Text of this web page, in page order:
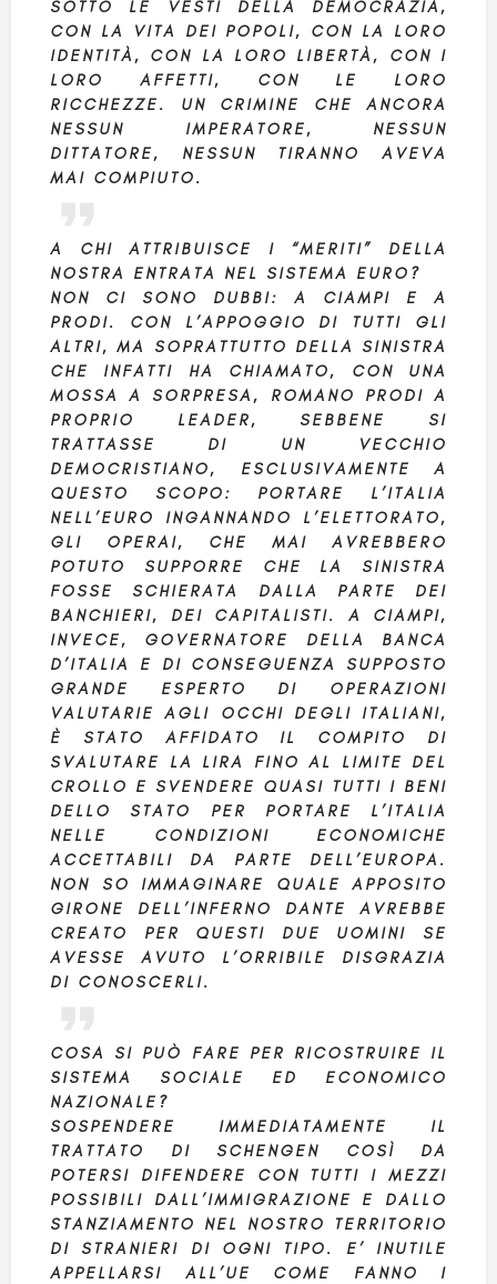
SOTTO LE VESTI DELLA DEMOCRAZIA,
CON LA VITA DEI POPOLI, CON LA LORO
IDENTITÀ, CON LA LORO LIBERTÀ, CON I
LORO AFFETTI, CON LE LORO
RICCHEZZE. UN CRIMINE CHE ANCORA
NESSUN IMPERATORE, NESSUN
DITTATORE, NESSUN TIRANNO AVEVA
MAI COMPIUTO.
A CHI ATTRIBUISCE I “MERITI” DELLA
NOSTRA ENTRATA NEL SISTEMA EURO?
NON CI SONO DUBBI: A CIAMPI E A
PRODI. CON L’APPOGGIO DI TUTTI GLI
ALTRI, MA SOPRATTUTTO DELLA SINISTRA
CHE INFATTI HA CHIAMATO, CON UNA
MOSSA A SORPRESA, ROMANO PRODI A
PROPRIO LEADER, SEBBENE SI
TRATTASSE DI UN VECCHIO
DEMOCRISTIANO, ESCLUSIVAMENTE A
QUESTO SCOPO: PORTARE L’ITALIA
NELL’EURO INGANNANDO L’ELETTORATO,
GLI OPERAI, CHE MAI AVREBBERO
POTUTO SUPPORRE CHE LA SINISTRA
FOSSE SCHIERATA DALLA PARTE DEI
BANCHIERI, DEI CAPITALISTI. A CIAMPI,
INVECE, GOVERNATORE DELLA BANCA
D’ITALIA E DI CONSEGUENZA SUPPOSTO
GRANDE ESPERTO DI OPERAZIONI
VALUTARIE AGLI OCCHI DEGLI ITALIANI,
È STATO AFFIDATO IL COMPITO DI
SVALUTARE LA LIRA FINO AL LIMITE DEL
CROLLO E SVENDERE QUASI TUTTI I BENI
DELLO STATO PER PORTARE L’ITALIA
NELLE CONDIZIONI ECONOMICHE
ACCETTABILI DA PARTE DELL’EUROPA.
NON SO IMMAGINARE QUALE APPOSITO
GIRONE DELL’INFERNO DANTE AVREBBE
CREATO PER QUESTI DUE UOMINI SE
AVESSE AVUTO L’ORRIBILE DISGRAZIA
DI CONOSCERLI.
COSA SI PUÒ FARE PER RICOSTRUIRE IL
SISTEMA SOCIALE ED ECONOMICO
NAZIONALE?
SOSPENDERE IMMEDIATAMENTE IL
TRATTATO DI SCHENGEN COSÌ DA
POTERSI DIFENDERE CON TUTTI I MEZZI
POSSIBILI DALL’IMMIGRAZIONE E DALLO
STANZIAMENTO NEL NOSTRO TERRITORIO
DI STRANIERI DI OGNI TIPO. E’ INUTILE
APPELLARSI ALL’UE COME FANNO I